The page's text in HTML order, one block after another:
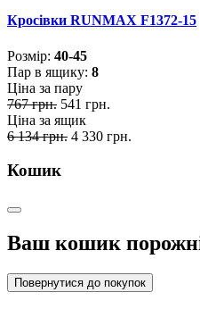
Кросівки RUNMAX F1372-15
Розмiр: 40-45
Пар в ящику: 8
Ціна за пару
767 грн. 541 грн.
Ціна за ящик
6 134 грн. 4 330 грн.
Кошик
Ваш кошик
Повернутися до покупок